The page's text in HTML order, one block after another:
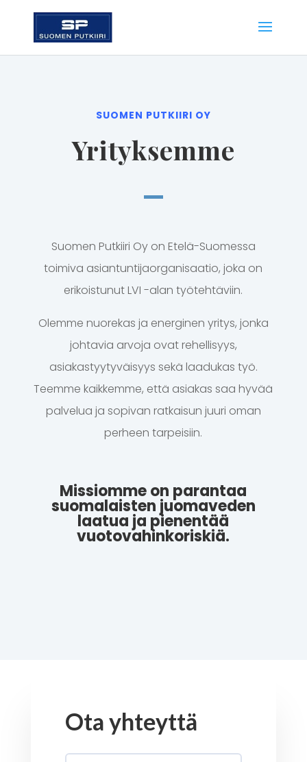
SUOMEN PUTKIIRI OY
Yrityksemme
Suomen Putkiiri Oy on Etelä-Suomessa
toimiva asiantuntijaorganisaatio, joka on
erikoistunut LVI -alan työtehtäviin.
Olemme nuorekas ja energinen yritys, jonka
johtavia arvoja ovat rehellisyys,
asiakastyytyväisyys sekä laadukas työ.
Teemme kaikkemme, että asiakas saa hyvää
palvelua ja sopivan ratkaisun juuri oman
perheen tarpeisiin.
Missiomme on parantaa
suomalaisten juomaveden
laatua ja pienentää
vuotovahinkoriskiä.
Ota yhteyttä